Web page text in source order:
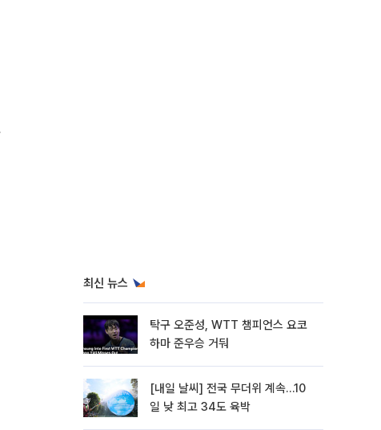
최신 뉴스
탁구 오준성, WTT 챔피언스 요코
하마 준우승 거둬
[내일 날씨] 전국 무더위 계속…10
일 낮 최고 34도 육박